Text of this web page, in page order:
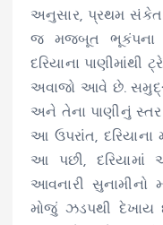
અનુસાર, પ્રથમ સંકેત
જ મજબૂત ભૂકંપના
દરિયાના પાણીમાંથી
અવાજો આવે છે.
અને તેના પાણીનું
આ ઉપરાંત, દરિયાના
આ પછી,
આવનારી
મોજું ઝડપથી દેખાય